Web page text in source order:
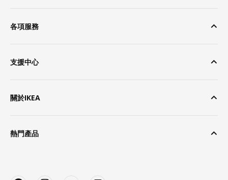
各項服務
支援中心
關於IKEA
熱門產品